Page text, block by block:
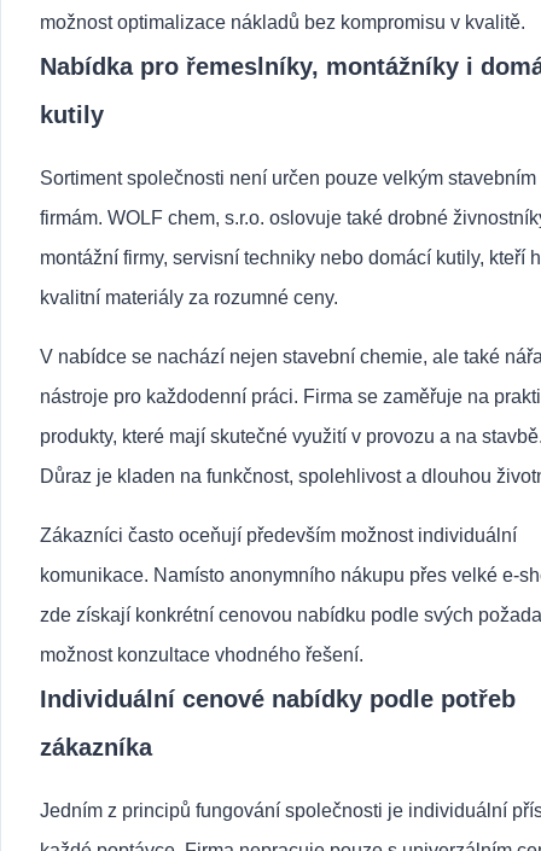
možnost optimalizace nákladů bez kompromisu v kvalitě.
Nabídka pro řemeslníky, montážníky i
kutily
Sortiment společnosti není určen pouze velkým stavebním
firmám. WOLF chem, s.r.o. oslovuje také drobné
montážní firmy, servisní techniky nebo domácí kutily, kteří
kvalitní materiály za rozumné ceny.
V nabídce se nachází nejen stavební chemie, ale také
nástroje pro každodenní práci. Firma se zaměřuje na
produkty, které mají skutečné využití v provozu a na
Důraz je kladen na funkčnost, spolehlivost a dlouhou
Zákazníci často oceňují především možnost individuální
komunikace. Namísto anonymního nákupu přes velké e-
zde získají konkrétní cenovou nabídku podle svých
možnost konzultace vhodného řešení.
Individuální cenové nabídky podle potřeb
zákazníka
Jedním z principů fungování společnosti je individuální